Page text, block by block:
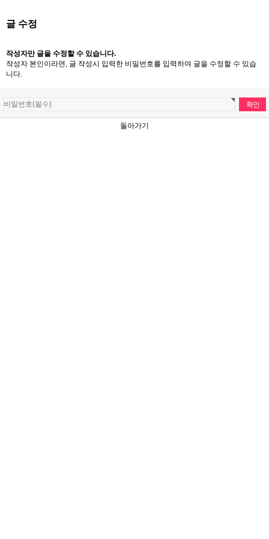
글 수정
작성자만 글을 수정할 수 있습니다.
작성자 본인이라면, 글 작성시 입력한 비밀번호를 입력하여 글을 수정할 수 있습
니다.
돌아가기